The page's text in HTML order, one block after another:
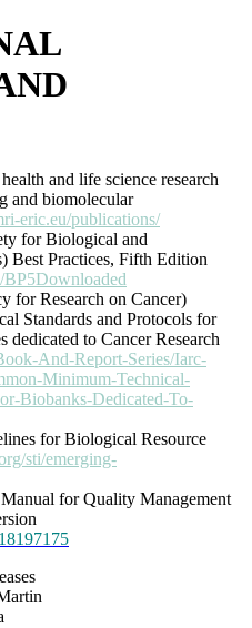
and life science research
and biomolecular
eric.eu/publications/
for Biological and
Best Practices, Fifth Edition
BP5Downloaded
for Research on Cancer)
Standards and Protocols for
dedicated to Cancer Research
And-Report-Series/Iarc-
Minimum-Technical-
Biobanks-Dedicated-To-
for Biological Resource
sti/emerging-
for Quality Management